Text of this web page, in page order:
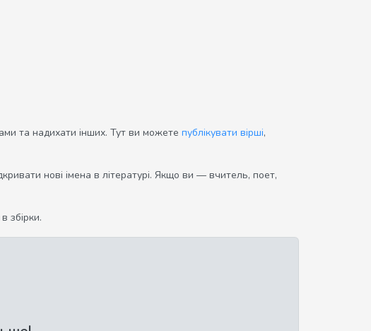
та надихати інших. Тут ви можете публікувати вірші,
нові імена в літературі. Якщо ви — вчитель, поет,
збірки.